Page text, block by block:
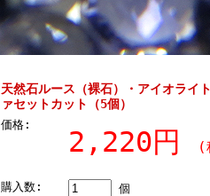
天然石ルース（裸石）・アイオライ
ァセットカット（5個）
価格:
2,220円 (
購入数: 個